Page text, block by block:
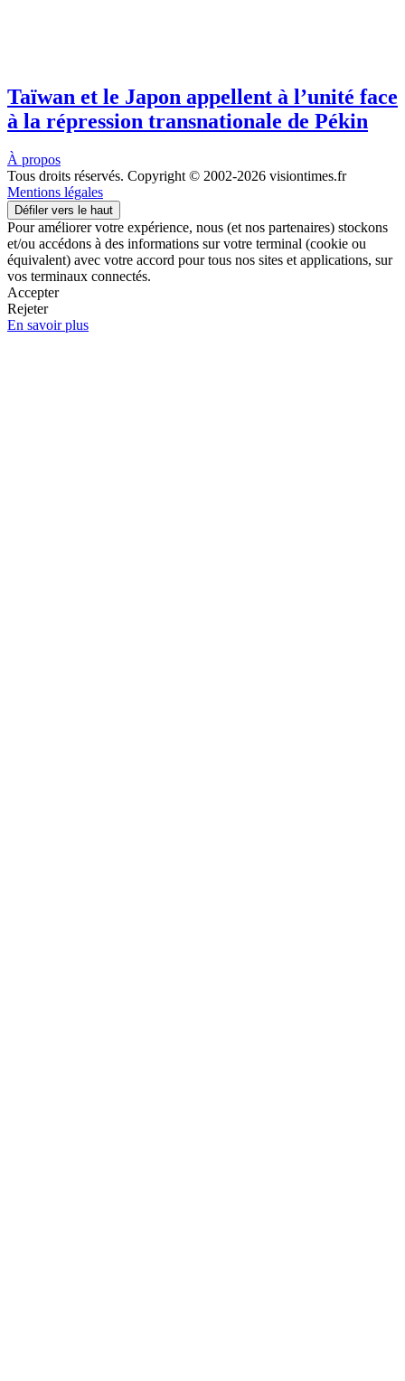
Taïwan et le Japon appellent à l’unité face
à la répression transnationale de Pékin
À propos
Tous droits réservés. Copyright © 2002-2026 visiontimes.fr
Mentions légales
Défiler vers le haut
Pour améliorer votre expérience, nous (et nos partenaires) stockons
et/ou accédons à des informations sur votre terminal (cookie ou
équivalent) avec votre accord pour tous nos sites et applications, sur
vos terminaux connectés.
Accepter
Rejeter
En savoir plus